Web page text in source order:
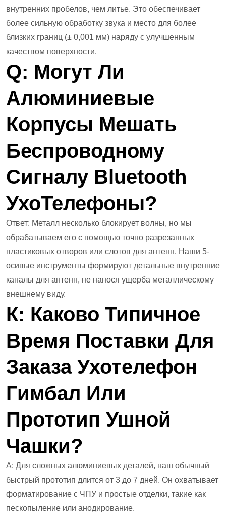
внутренних пробелов, чем литье. Это обеспечивает
более сильную обработку звука и место для более
близких границ (± 0,001 мм) наряду с улучшенным
качеством поверхности.
Q: Могут Ли
Алюминиевые
Корпусы Мешать
Беспроводному
Сигналу Bluetooth
УхоТелефоны?
Ответ: Металл несколько блокирует волны, но мы
обрабатываем его с помощью точно разрезанных
пластиковых отворов или слотов для антенн. Наши 5-
осивые инструменты формируют детальные внутренние
каналы для антенн, не нанося ущерба металлическому
внешнему виду.
К: Каково Типичное
Время Поставки Для
Заказа УхоТелефон
Гимбал Или
Прототип Ушной
Чашки?
А: Для сложных алюминиевых деталей, наш обычный
быстрый прототип длится от 3 до 7 дней. Он охватывает
форматирование с ЧПУ и простые отделки, такие как
пескопыление или анодирование.